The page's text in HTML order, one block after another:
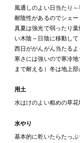
風通しのよい日当たり～
耐陰性があるのでシェー
真夏は強光で弱ったり
い木陰～日陰に移動して
西日ががんがん当たるよ
寒さには強いので寒冷
まで耐える）冬は地上部
用土
水はけのよい粗めの草花
水やり
基本的に乾いたらたっぷ